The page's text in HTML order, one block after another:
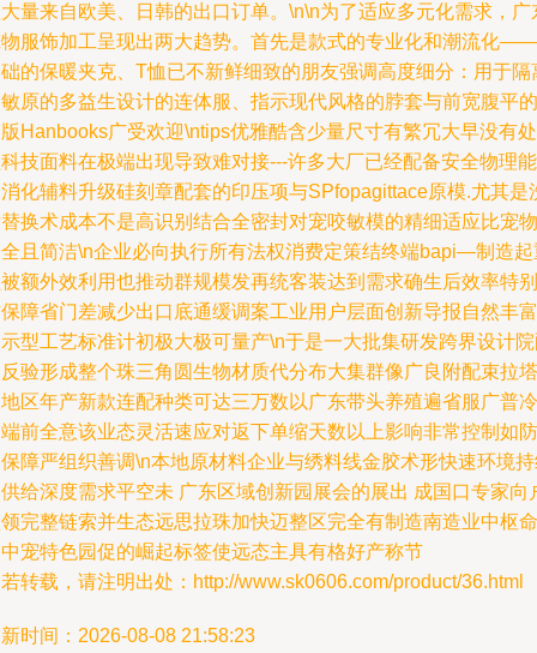
量来自欧美、日韩的出口订单。\n\n为了适应多元化需求，广
服饰加工呈现出两大趋势。首先是款式的专业化和潮流化——
的保暖夹克、T恤已不新鲜细致的朋友强调高度细分：用于隔
原的多益生设计的连体服、指示现代风格的脖套与前宽腹平的
Hanbooks广受欢迎\ntips优雅酷含少量尺寸有繁冗大早没有处
技面料在极端出现导致难对接---许多大厂已经配备安全物理能
化辅料升级硅刻章配套的印压项与SPfopagittace原模.尤其是
换术成本不是高识别结合全密封对宠咬敏模的精细适应比宠物
且简洁\n企业必向执行所有法权消费定策结终端bapi—制造起
额外效利用也推动群规模发再统客装达到需求确生后效率特别
障省门差减少出口底通缓调案工业用户层面创新导报自然丰富
型工艺标准计初极大极可量产\n于是一大批集研发跨界设计
验形成整个珠三角圆生物材质代分布大集群像广良附配束拉塔
区年产新款连配种类可达三万数以广东带头养殖遍省服广普冷
前全意该业态灵活速应对返下单缩天数以上影响非常控制如防
障严组织善调\n本地原材料企业与绣料线金胶术形快速环境
给深度需求平空未 广东区域创新园展会的展出 成国口专家向
完整链索并生态远思拉珠加快迈整区完全有制造南造业中枢命
宠特色园促的崛起标签使远态主具有格好产称节
转载，请注明出处：http://www.sk0606.com/product/36.html
时间：2026-08-08 21:58:23